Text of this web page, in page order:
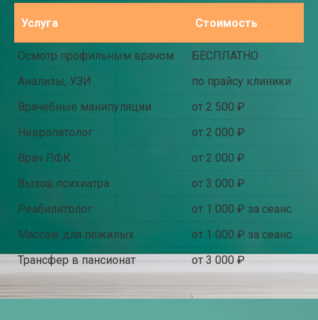
Услуга Стоимость
Осмотр профильным врачом
БЕСПЛАТНО
Анализы, УЗИ
по прайсу клиники
Врачебные манипуляции
от 2 500 ₽
Невропатолог
от 2 000 ₽
Врач ЛФК
от 2 000 ₽
Вызов психиатра
от 3 000 ₽
Реабилитолог
от 1 000 ₽ за сеанс
Массаж для пожилых
от 1 000 ₽ за сеанс
Трансфер в пансионат
от 3 000 ₽